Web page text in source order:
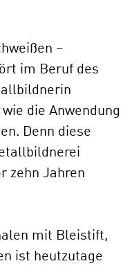
–
im Beruf des
die Anwendung
Denn diese
zehn Jahren
mit Bleistift,
ist heutzutage